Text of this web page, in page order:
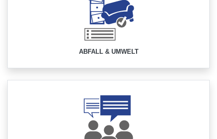
ABFALL & UMWELT